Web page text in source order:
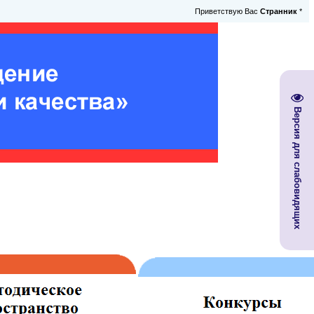
Версия для слабовидящих
Приветствую Вас Странник *